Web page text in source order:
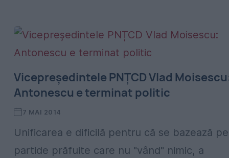
Vicepreședintele PNȚCD Vlad
Antonescu e terminat politic
7 MAI 2014
Unificarea e dificilă pentru că se bazează pe
partide prăfuite care nu "vând" nimic, a